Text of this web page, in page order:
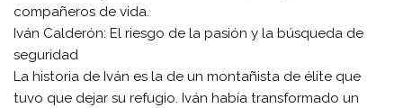
compañeros de vida.
​Iván Calderón: El riesgo de la pasión y la búsqueda de
seguridad
​La historia de Iván es la de un montañista de élite que
tuvo que dejar su refugio. Iván había transformado un